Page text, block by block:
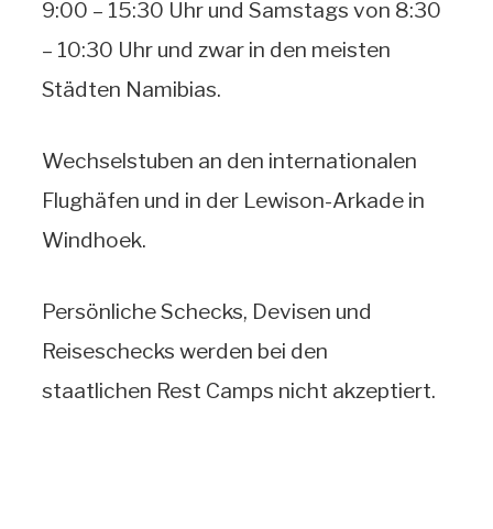
9:00 – 15:30 Uhr und Samstags von 8:30
– 10:30 Uhr und zwar in den meisten
Städten Namibias.
Wechselstuben an den internationalen
Flughäfen und in der Lewison-Arkade in
Windhoek.
Persönliche Schecks, Devisen und
Reiseschecks werden bei den
staatlichen Rest Camps nicht akzeptiert.